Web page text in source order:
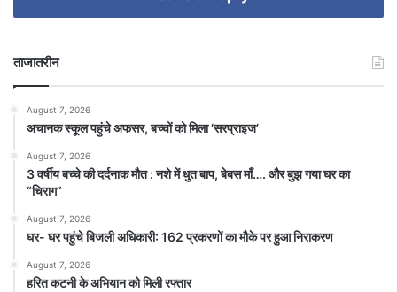
ताजातरीन
August 7, 2026
अचानक स्कूल पहुंचे अफसर, बच्चों को मिला ‘सरप्राइज’
August 7, 2026
3 वर्षीय बच्चे की दर्दनाक मौत : नशे में धुत बाप, बेबस माँ…. और बुझ गया घर का
“चिराग”
August 7, 2026
घर- घर पहुंचे बिजली अधिकारी: 162 प्रकरणों का मौके पर हुआ निराकरण
August 7, 2026
हरित कटनी के अभियान को मिली रफ्तार